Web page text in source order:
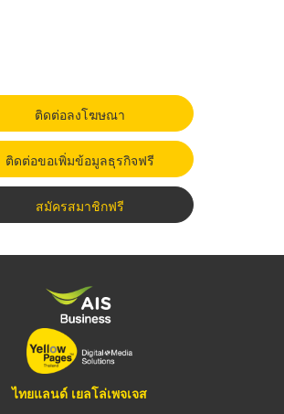
ติดต่อลงโฆษณา
ติดต่อขอเพิ่มข้อมูลธุรกิจฟรี
สมัครสมาชิกฟรี
ไทยแลนด์ เยลโล่เพจเจส